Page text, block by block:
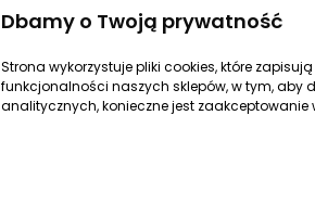
Dbamy o Twoją prywatność
Strona wykorzystuje pliki cookies, które
funkcjonalności naszych sklepów, w tym, aby
analitycznych, konieczne jest zaakceptowanie